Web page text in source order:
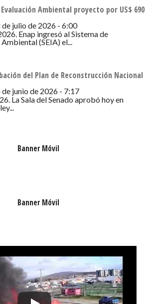
y marineros”.
Puerto Williams, la Unidad abrió
recibió la visita del Colegio
17 de octubre el Buque Escuela
la ciudad de Punta Arenas donde
de la Tercera Zona
este crucero de instrucción el 3
Ambiental proyecto por US$ 690
de julio de 2026 - 6:00
Enap ingresó al Sistema de
(SEIA) el...
del Plan de Reconstrucción Nacional
de junio de 2026 - 7:17
La Sala del Senado aprobó hoy en